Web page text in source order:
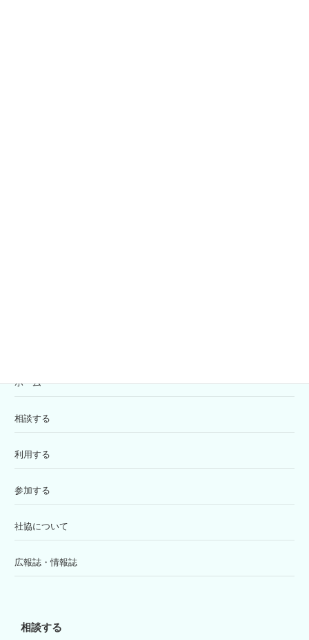
ホーム
相談する
利用する
参加する
社協について
広報誌・情報誌
相談する